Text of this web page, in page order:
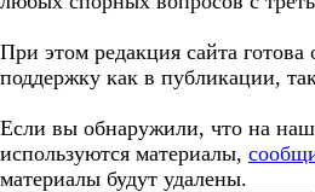
При этом редакция сайта готова
поддержку как в публикации,
Если вы обнаружили, что на
используются материалы,
материалы будут удалены.